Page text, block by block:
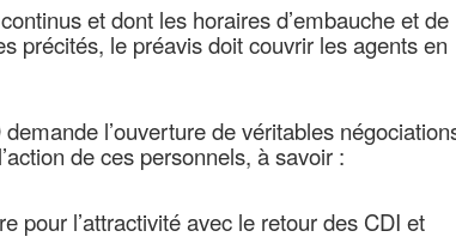
et dont les horaires d’embauche et de
précités, le préavis doit couvrir les agents en
l’ouverture de véritables
de ces personnels, à savoir :
l’attractivité avec le retour des CDI et